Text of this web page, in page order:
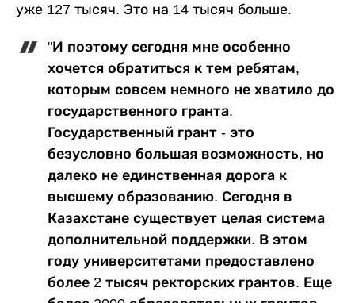
уже 127 тысяч. Это на 14 тысяч больше.
"И поэтому сегодня мне особенно
хочется обратиться к тем ребятам,
которым совсем немного не хватило до
государственного гранта.
Государственный грант - это
безусловно большая возможность, но
далеко не единственная дорога к
высшему образованию. Сегодня в
Казахстане существует целая система
дополнительной поддержки. В этом
году университетами предоставлено
более 2 тысяч ректорских грантов. Еще